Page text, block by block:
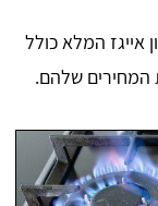
אייגז המלא כולל
המחירים שלהם.